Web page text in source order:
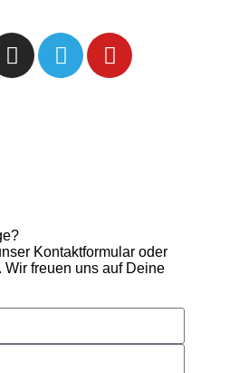
Kontaktformular oder
Wir freuen uns auf Deine